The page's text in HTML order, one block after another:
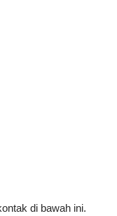
di bawah ini.